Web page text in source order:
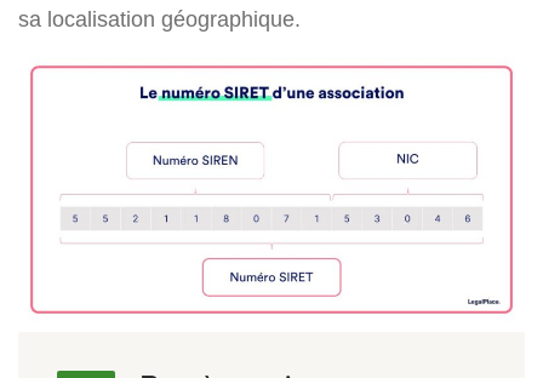
sa localisation géographique.